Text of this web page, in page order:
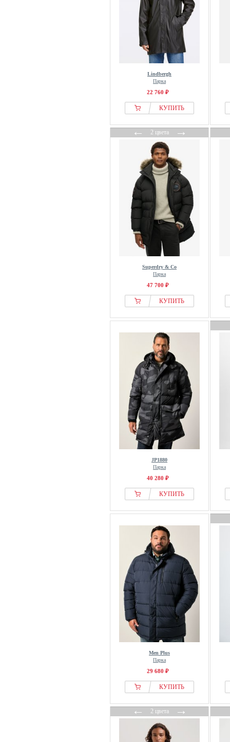
Lindbergh
Парка
22 760 ₽
КУПИТЬ
←2 цвета→
Superdry & Co
Парка
47 700 ₽
КУПИТЬ
JP1880
Парка
40 280 ₽
КУПИТЬ
Men Plus
Парка
29 680 ₽
КУПИТЬ
←2 цвета→